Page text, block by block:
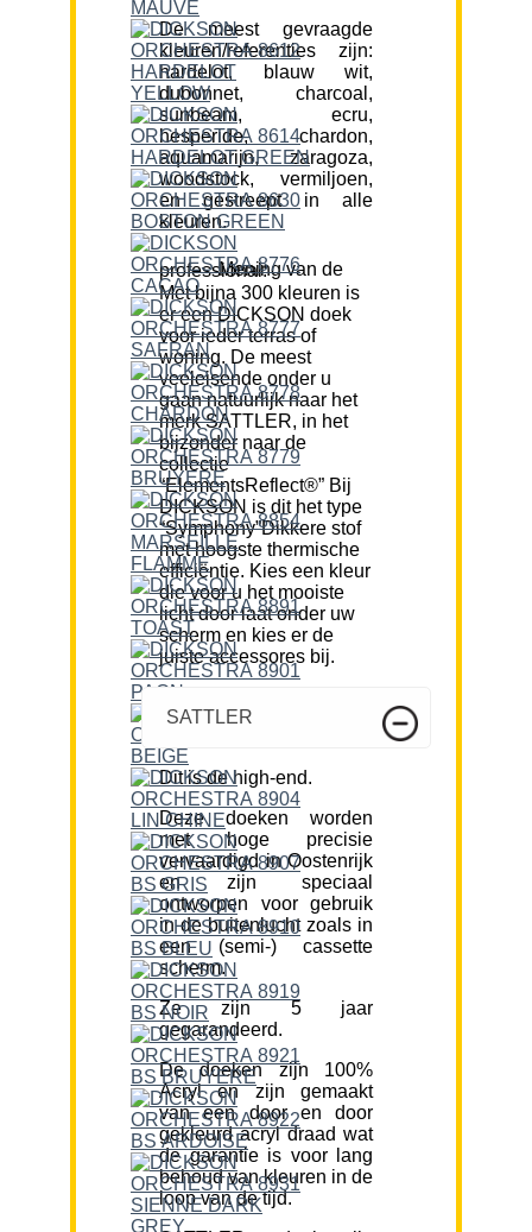
De meest gevraagde
kleuren/referenties zijn:
hardelot, blauw wit,
dubonnet, charcoal,
sunbeam, ecru,
hesperide, chardon,
aquamarijn, zaragoza,
woodstock, vermiljoen,
en gestreept in alle
kleuren.
Mening van de professional:
Met bijna 300 kleuren is
er een DICKSON doek
voor ieder terras of
woning. De meest
veeleisende onder u
gaan natuurlijk naar het
merk SATTLER, in het
bijzonder naar de
collectie
“ElementsReflect®” Bij
DICKSON is dit het type
“Symphony”Dikkere stof
met hoogste thermische
efficiëntie. Kies een kleur
die voor u het mooiste
licht door laat onder uw
scherm en kies er de
juiste accessores bij.
SATTLER
Dit is de high-end.
Deze doeken worden
met hoge precisie
vervaardigd in Oostenrijk
en zijn speciaal
ontworpen voor gebruik
in de buitenlucht zoals in
een (semi-) cassette
scherm.
Ze zijn 5 jaar
gegarandeerd.
De doeken zijn 100%
Acryl en zijn gemaakt
van een door en door
gekleurd acryl draad wat
de garantie is voor lang
behoud van kleuren in de
loop van de tijd.